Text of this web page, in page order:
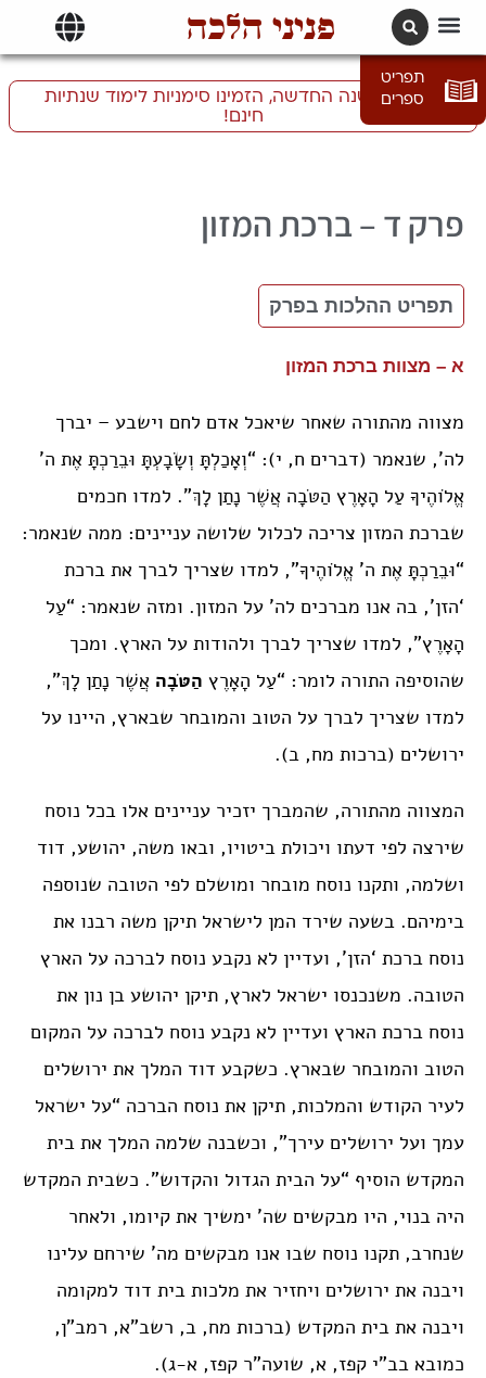
פניני הלכה
תפריט
ספרים
התכוננו לשנה החדשה, הזמינו סימניות לימוד שנתיות
חינם!
ד – ברכת המזון
תפריט ההלכות בפרק
א – מצוות ברכת המזון
מצווה מהתורה שאחר שיאכל אדם לחם וישבע – יברך
לה’, שנאמר (דברים ח, י): “וְאָכַלְתָּ וְשָׂבָעְתָּ וּבֵרַכְתָּ אֶת ה’
אֱלֹוהֶיךָ עַל הָאָרֶץ הַטֹּבָה אֲשֶׁר נָתַן לָךְ”. למדו חכמים
שברכת המזון צריכה לכלול שלושה עניינים: ממה שנאמר:
“וּבֵרַכְתָּ אֶת ה’ אֱלֹוהֶיךָ”, למדו שצריך לברך את ברכת
‘הזן’, בה אנו מברכים לה’ על המזון. ומזה שנאמר: “עַל
הָאָרֶץ”, למדו שצריך לברך ולהודות על הארץ. ומכך
שהוסיפה התורה לומר: “עַל הָאָרֶץ הַטֹּבָה אֲשֶׁר נָתַן לָךְ”,
למדו שצריך לברך על הטוב והמובחר שבארץ, היינו על
ירושלים (ברכות מח, ב).
המצווה מהתורה, שהמברך יזכיר עניינים אלו בכל נוסח
שירצה לפי דעתו ויכולת ביטויו, ובאו משה, יהושע, דוד
ושלמה, ותקנו נוסח מובחר ומושלם לפי הטובה שנוספה
בימיהם. בשעה שירד המן לישראל תיקן משה רבנו את
נוסח ברכת ‘הזן’, ועדיין לא נקבע נוסח לברכה על הארץ
הטובה. משנכנסו ישראל לארץ, תיקן יהושע בן נון את
נוסח ברכת הארץ ועדיין לא נקבע נוסח לברכה על המקום
הטוב והמובחר שבארץ. כשקבע דוד המלך את ירושלים
לעיר הקודש והמלכות, תיקן את נוסח הברכה “על ישראל
עמך ועל ירושלים עירך”, וכשבנה שלמה המלך את בית
המקדש הוסיף “על הבית הגדול והקדוש”. כשבית המקדש
היה בנוי, היו מבקשים שה’ ימשיך את קיומו, ולאחר
שנחרב, תקנו נוסח שבו אנו מבקשים מה’ שירחם עלינו
ויבנה את ירושלים ויחזיר את מלכות בית דוד למקומה
ויבנה את בית המקדש (ברכות מח, ב, רשב”א, רמב”ן,
כמובא בב”י קפז, א, שועה”ר קפז, א-ג).